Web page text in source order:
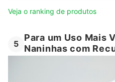
Veja o ranking de produtos
5
Para um Uso Mais
Naninhas com